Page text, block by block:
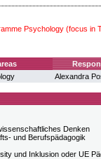
Psychology (focus in
Alexandra
Denken
und Berufspädagogik
und Inklusion oder UE